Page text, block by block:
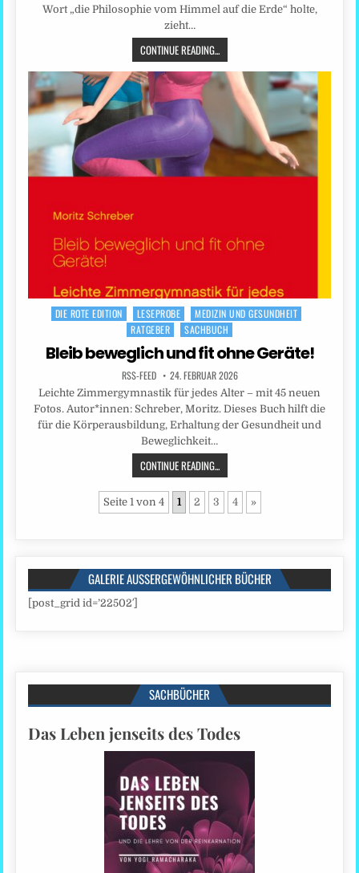
Wort „die Philosophie vom Himmel auf die Erde“ holte,
zieht…
CONTINUE READING...
Posted
DIE ROTE EDITION LESEPROBE
MEDIZIN UND GESUNDHEIT
RATGEBER
SACHBUCH
Bleib beweglich und fit ohne Geräte!
RSS-FEED 24. FEBRUAR 2026
Leichte Zimmergymnastik für jedes Alter – mit 45 neuen
Fotos. Autor*innen: Schreber, Moritz. Dieses Buch hilft die
für die Körperausbildung, Erhaltung der Gesundheit und
Beweglichkeit…
CONTINUE READING...
Seite 1 von 4 1 2 3 4 »
GALERIE AUSSERGEWÖHNLICHER BÜCHER
[post_grid id=’22502′]
SACHBÜCHER
Das Leben jenseits des Todes